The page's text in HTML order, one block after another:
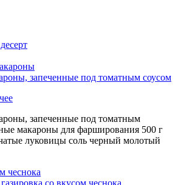
запеченные под томатным соусом
запеченные под томатным
макароны для фарширования 500 г
луковицы соль черный молотый
со вкусом чеснока